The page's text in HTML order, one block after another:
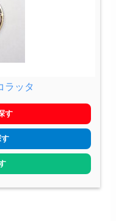
ラッタ
す